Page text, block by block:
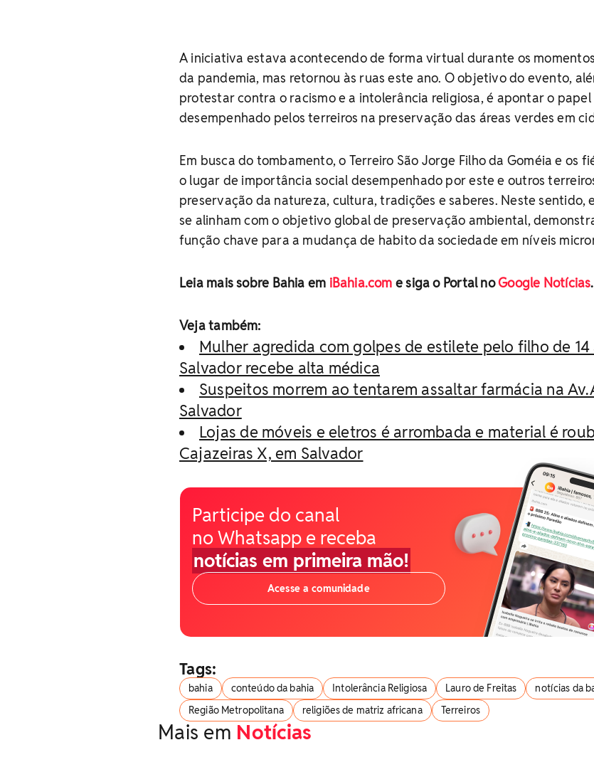
A iniciativa estava acontecendo de forma virtual durante os
da pandemia, mas retornou às ruas este ano. O objetivo do evento,
protestar contra o racismo e a intolerância religiosa, é apontar o
desempenhado pelos terreiros na preservação das áreas verdes em
Em busca do tombamento, o Terreiro São Jorge Filho da Goméia e os
o lugar de importância social desempenhado por este e outros
preservação da natureza, cultura, tradições e saberes. Neste sentido,
se alinham com o objetivo global de preservação ambiental,
função chave para a mudança de habito da sociedade em níveis
Leia mais sobre Bahia em iBahia.com e siga o Portal noGoogle Notícias.
Veja também:
Mulher agredida com golpes de estilete pelo filho de 14
Salvador recebe alta médica
Suspeitos morrem ao tentarem assaltar farmácia na
Salvador
Lojas de móveis e eletros é arrombada e material é
Cajazeiras X, em Salvador
Participe do canal
no Whatsapp e receba
notícias em primeira mão!
Acesse a comunidade
Tags:
bahia conteúdo da bahia Intolerância Religiosa Lauro de Freitas notícias da
Região Metropolitana
religiões de matriz africana Terreiros
Mais em Notícias